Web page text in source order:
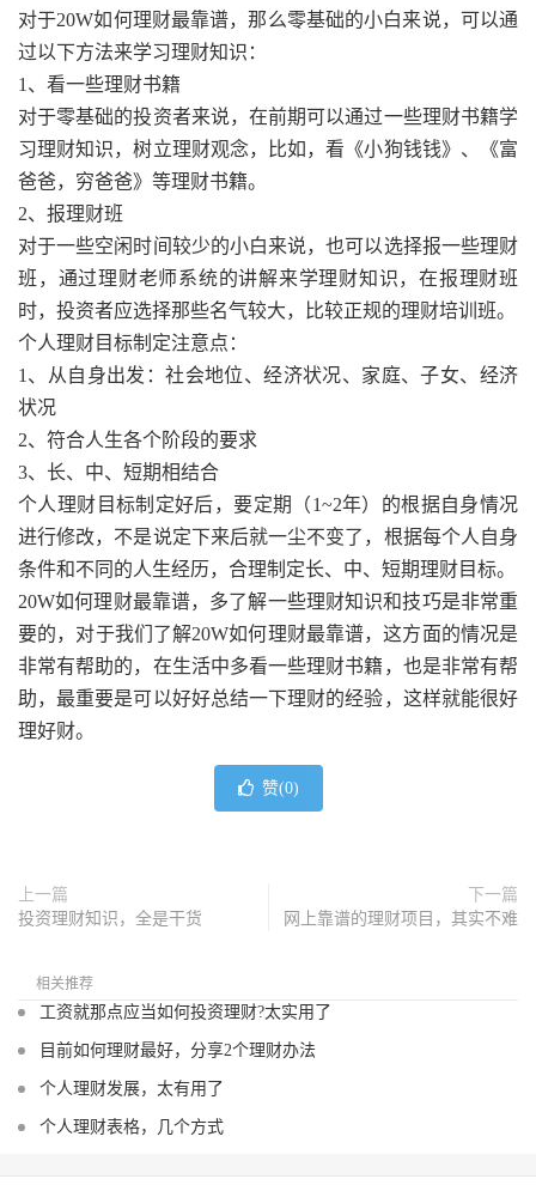
对于20W如何理财最靠谱，那么零基础的小白来说，可以通
过以下方法来学习理财知识：
1、看一些理财书籍
对于零基础的投资者来说，在前期可以通过一些理财书籍学
习理财知识，树立理财观念，比如，看《小狗钱钱》、《富
爸爸，穷爸爸》等理财书籍。
2、报理财班
对于一些空闲时间较少的小白来说，也可以选择报一些理财
班，通过理财老师系统的讲解来学理财知识，在报理财班
时，投资者应选择那些名气较大，比较正规的理财培训班。
个人理财目标制定注意点：
1、从自身出发：社会地位、经济状况、家庭、子女、经济
状况
2、符合人生各个阶段的要求
3、长、中、短期相结合
个人理财目标制定好后，要定期（1~2年）的根据自身情况
进行修改，不是说定下来后就一尘不变了，根据每个人自身
条件和不同的人生经历，合理制定长、中、短期理财目标。
20W如何理财最靠谱，多了解一些理财知识和技巧是非常重
要的，对于我们了解20W如何理财最靠谱，这方面的情况是
非常有帮助的，在生活中多看一些理财书籍，也是非常有帮
助，最重要是可以好好总结一下理财的经验，这样就能很好
理好财。
赞(0)
上一篇
投资理财知识，全是干货
下一篇
网上靠谱的理财项目，其实不难
相关推荐
工资就那点应当如何投资理财?太实用了
目前如何理财最好，分享2个理财办法
个人理财发展，太有用了
个人理财表格，几个方式